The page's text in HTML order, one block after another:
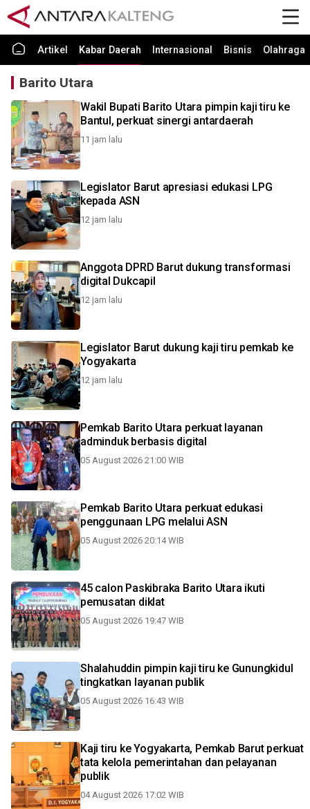
Artikel Kabar Daerah Internasional Bisnis Olahraga
Barito Utara
Wakil Bupati Barito Utara pimpin kaji tiru ke
Bantul, perkuat sinergi antardaerah
11 jam lalu
Legislator Barut apresiasi edukasi LPG
kepada ASN
12 jam lalu
Anggota DPRD Barut dukung transformasi
digital Dukcapil
12 jam lalu
Legislator Barut dukung kaji tiru pemkab ke
Yogyakarta
12 jam lalu
Pemkab Barito Utara perkuat layanan
adminduk berbasis digital
05 August 2026 21:00 WIB
Pemkab Barito Utara perkuat edukasi
penggunaan LPG melalui ASN
05 August 2026 20:14 WIB
45 calon Paskibraka Barito Utara ikuti
pemusatan diklat
05 August 2026 19:47 WIB
Shalahuddin pimpin kaji tiru ke Gunungkidul
tingkatkan layanan publik
05 August 2026 16:43 WIB
Kaji tiru ke Yogyakarta, Pemkab Barut perkuat
tata kelola pemerintahan dan pelayanan
publik
04 August 2026 17:02 WIB